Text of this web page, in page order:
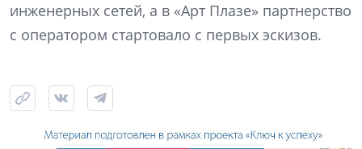
инженерных сетей, а в «Арт Плазе» партнерство
с оператором стартовало с первых эскизов.